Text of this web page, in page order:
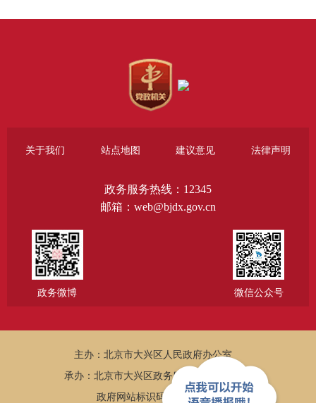
关于我们 站点地图 建议意见 法律声明
政务服务热线：12345
邮箱：web@bjdx.gov.cn
政务微博 微信公众号
主办：北京市大兴区人民政府办公室
承办：北京市大兴区政务服务和数据管理局
政府网站标识码：1101150005